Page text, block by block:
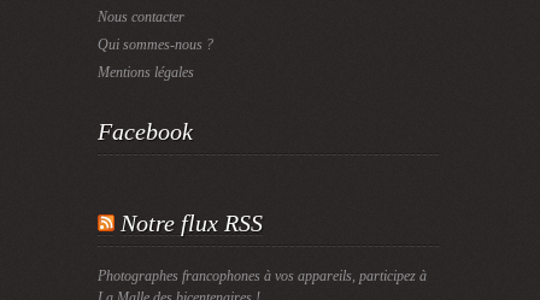
Nous contacter
Qui sommes-nous ?
Mentions légales
Facebook
Notre flux RSS
Photographes francophones à vos appareils, participez à